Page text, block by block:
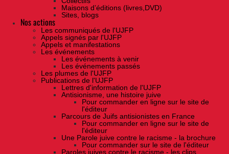
Maisons d’éditions (livres,DVD)
Sites, blogs
Nos actions
Les communiqués de l'UJFP
Appels signés par l'UJFP
Appels et manifestations
Les événements
Les événements à venir
Les événements passés
Les plumes de l'UJFP
Publications de l'UJFP
Lettres d'information de l'UJFP
Antisionisme, une histoire juive
Pour commander en ligne sur le site de
l'éditeur
Parcours de Juifs antisionistes en France
Pour commander en ligne sur le site de
l'éditeur
Une Parole juive contre le racisme - la brochure
Pour commander sur le site de l'éditeur
Paroles juives contre le racisme - les clips